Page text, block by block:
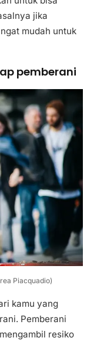
jika
mudah untuk
pemberani
Piacquadio)
kamu yang
Pemberani
resiko